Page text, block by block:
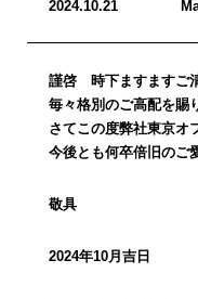
2024.10.21
謹啓 時下ますますご
毎々格別のご高配を賜
さてこの度弊社東京オ
今後とも何卒倍旧のご
敬具
2024年10月吉日